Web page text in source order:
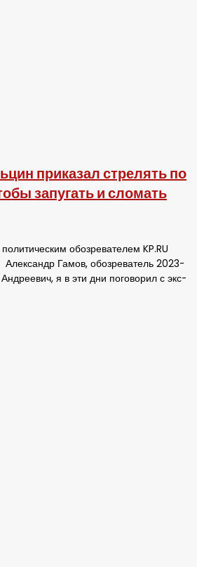
приказал стрелять по
запугать и сломать
обозревателем KP.RU
Гамов, обозреватель 2023-
я в эти дни поговорил с экс-